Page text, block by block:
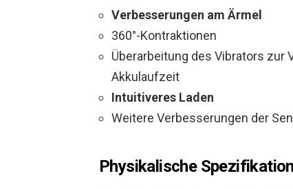
Verbesserungen am Ärmel
360°-Kontraktionen
Überarbeitung des Vibrators zur
Akkulaufzeit
Intuitiveres Laden
Weitere Verbesserungen der
Physikalische